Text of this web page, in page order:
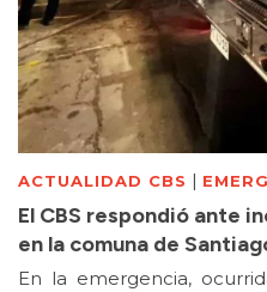
ACTUALIDAD CBS |
El CBS respondió ante
en la comuna de
En la emergencia,